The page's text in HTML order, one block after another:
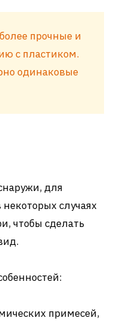
прочные и
с пластиком.
одинаковые
для
случаях
чтобы сделать
примесей,